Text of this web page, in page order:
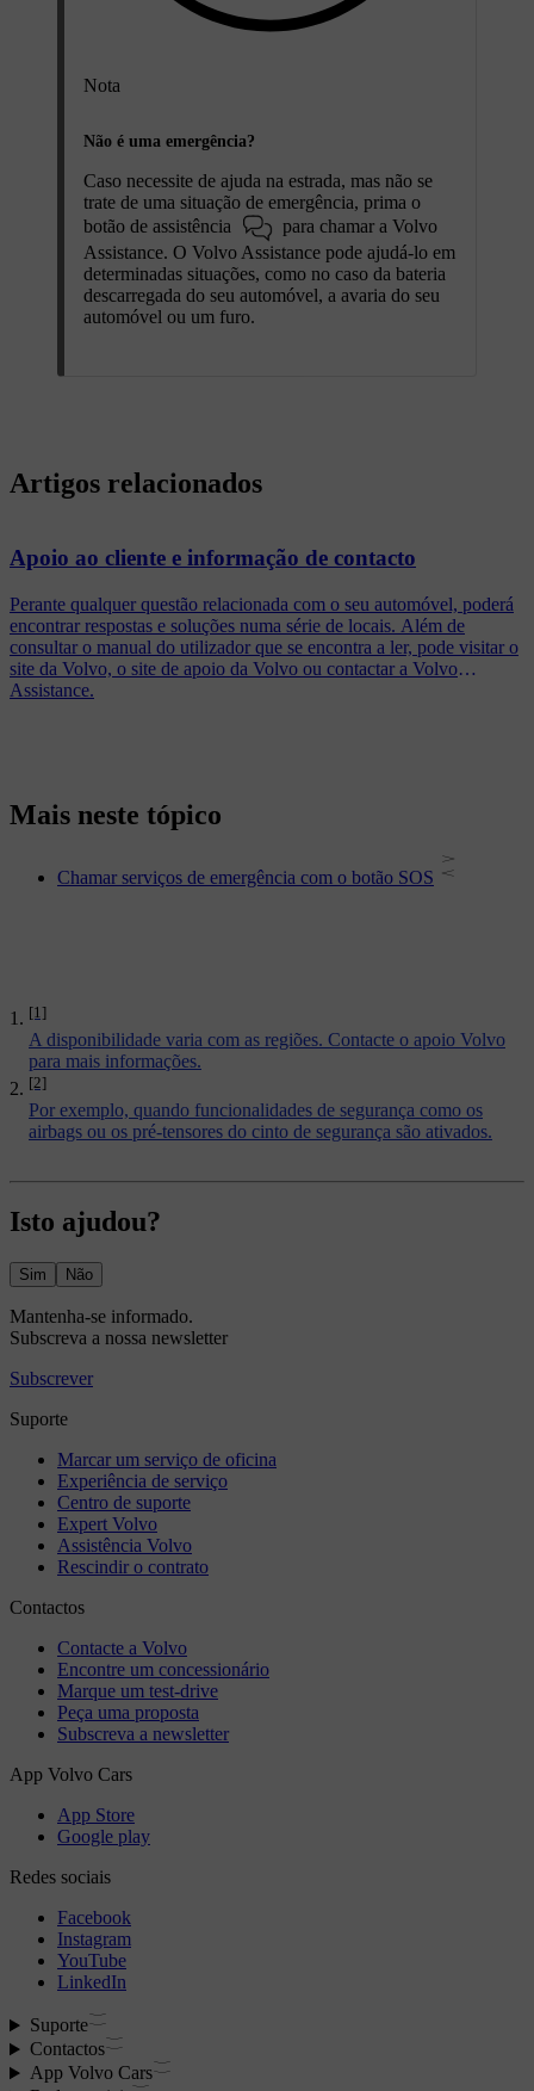
Nota
Não é uma emergência?
Caso necessite de ajuda na estrada, mas não se
trate de uma situação de emergência, prima o
botão de assistência
para chamar a Volvo
Assistance. O Volvo Assistance pode ajudá-lo em
determinadas situações, como no caso da bateria
descarregada do seu automóvel, a avaria do seu
automóvel ou um furo.
[1]
A disponibilidade varia com as regiões. Contacte o apoio Volvo
para mais informações.
[2]
Por exemplo, quando funcionalidades de segurança como os
airbags ou os pré-tensores do cinto de segurança são ativados.
Artigos relacionados
Apoio ao cliente e informação de contacto
Perante qualquer questão relacionada com o seu automóvel, poderá
encontrar respostas e soluções numa série de locais. Além de
consultar o manual do utilizador que se encontra a ler, pode visitar o
site da Volvo, o site de apoio da Volvo ou contactar a Volvo
Assistance.
Mais neste tópico
Chamar serviços de emergência com o botão SOS
Isto ajudou?
Sim Não